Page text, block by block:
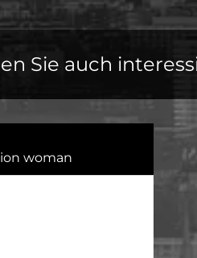
Sie auch
woman